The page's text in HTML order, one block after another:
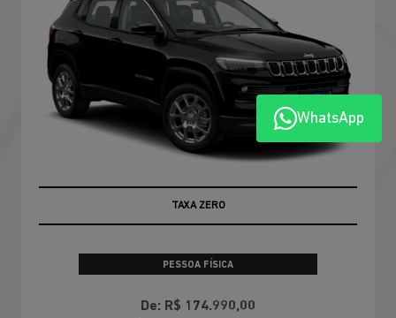
TAXA ZERO
PESSOA FÍSICA
De: R$ 174.990,00
WhatsApp